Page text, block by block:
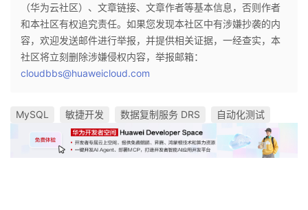
（华为云社区）、文章链接、文章作者等基本信息，否则作者
和本社区有权追究责任。如果您发现本社区中有涉嫌抄袭的内
容，欢迎发送邮件进行举报，并提供相关证据，一经查实，本
社区将立刻删除涉嫌侵权内容，举报邮箱：
cloudbbs@huaweicloud.com
MySQL 敏捷开发 数据复制服务 DRS 自动化测试